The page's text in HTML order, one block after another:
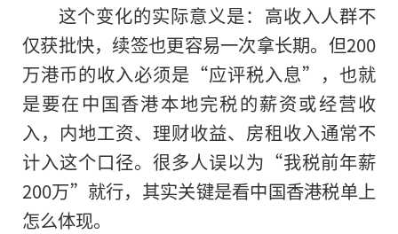
这个变化的实际意义是：高收入人群不
仅获批快，续签也更容易一次拿长期。但200
万港币的收入必须是“应评税入息”，也就
是要在中国香港本地完税的薪资或经营收
入，内地工资、理财收益、房租收入通常不
计入这个口径。很多人误以为“我税前年薪
200万”就行，其实关键是看中国香港税单上
怎么体现。